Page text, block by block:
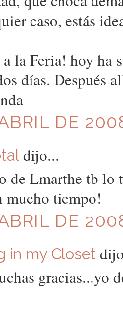
caso, estás
la Feria! hoy ha
días. Después
DE
dijo...
de Lmarthe tb lo
mucho tiempo!
DE
in my Closet
gracias...yo